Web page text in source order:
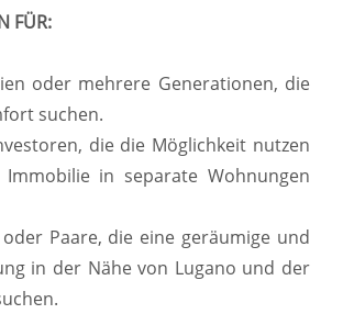
FÜR:
oder mehrere Generationen, die
suchen.
die die Möglichkeit nutzen
in separate Wohnungen
Paare, die eine geräumige und
in der Nähe von Lugano und der